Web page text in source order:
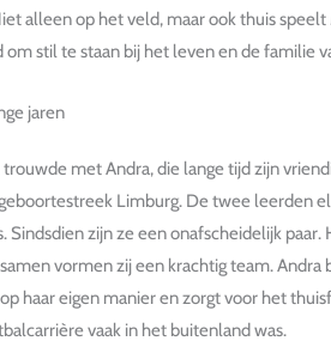
alleen op het veld, maar ook thuis
om stil te staan bij het leven en de familie
jaren
met Andra, die lange tijd zijn
Limburg. De twee leerden
Sindsdien zijn ze een onafscheidelijk paar.
vormen zij een krachtig team. Andra
haar eigen manier en zorgt voor het
vaak in het buitenland was.